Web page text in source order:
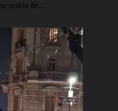
sesión de...